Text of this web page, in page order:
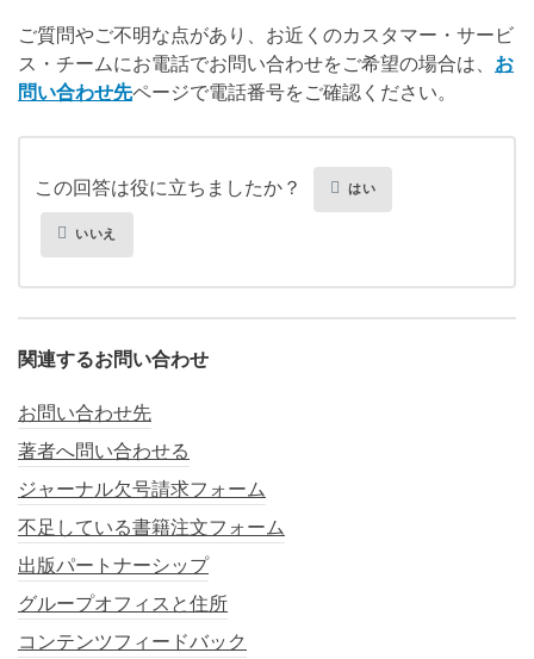
ご質問やご不明な点があり、お近くのカスタマー・サービ
ス・チームにお電話でお問い合わせをご希望の場合は、 お
問い合わせ先ページで電話番号をご確認ください。
この回答は役に立ちましたか？ はい
いいえ
関連するお問い合わせ
お問い合わせ先
著者へ問い合わせる
ジャーナル欠号請求フォーム
不足している書籍注文フォーム
出版パートナーシップ
グループオフィスと住所
コンテンツフィードバック